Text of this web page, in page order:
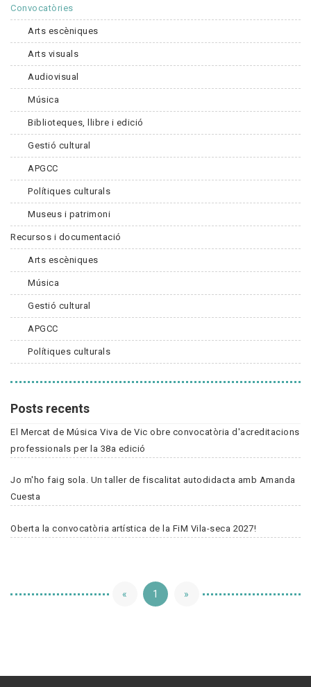
Convocatòries
Arts escèniques
Arts visuals
Audiovisual
Música
Biblioteques, llibre i edició
Gestió cultural
APGCC
Polítiques culturals
Museus i patrimoni
Recursos i documentació
Arts escèniques
Música
Gestió cultural
APGCC
Polítiques culturals
Posts recents
El Mercat de Música Viva de Vic obre convocatòria d'acreditacions
professionals per la 38a edició
Jo m'ho faig sola. Un taller de fiscalitat autodidacta amb Amanda
Cuesta
Oberta la convocatòria artística de la FiM Vila-seca 2027!
« 1 »